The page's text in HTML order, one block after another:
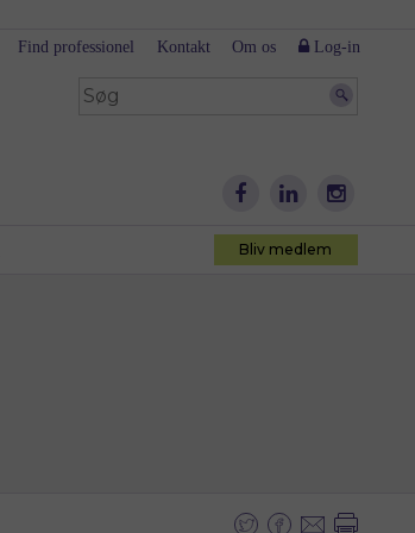
Bliv medlem
Find professionel Kontakt Om os Log-in